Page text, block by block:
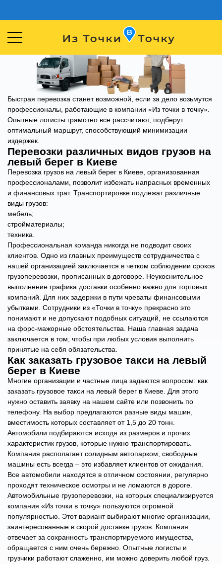
Быстрая перевозка станет возможной, если за дело возьмутся
профессионалы, работающие в компании «Из точки в точку».
Опытные логисты грамотно все рассчитают, подберут
оптимальный маршрут, способствующий минимизации
издержек.
Перевозки различных видов грузов на
левый берег в Киеве
Перевозка грузов на левый берег в Киеве, организованная
профессионалами, позволит избежать напрасных временных
и финансовых трат. Транспортировке подлежат различные
виды грузов:
мебель;
стройматериалы;
техника.
Профессиональная команда никогда не подводит своих
клиентов. Одно из главных преимуществ сотрудничества с
нашей организацией заключается в четком соблюдении сроков
грузоперевозки, прописанных в договоре. Неукоснительное
выполнение графика доставки особенно важно для торговых
компаний. Для них задержки в пути чреваты финансовыми
убытками. Сотрудники из «Точки в точку» прекрасно это
понимают и не допускают подобных ситуаций, не ссылаются
на форс-мажорные обстоятельства. Наша главная задача
заключается в том, чтобы при любых условия выполнить
принятые на себя обязательства.
Как заказать грузовое такси на левый
берег в Киеве
Многие организации и частные лица задаются вопросом: как
заказать грузовое такси на левый берег в Киеве. Для этого
нужно оставить заявку на нашем сайте или позвонить по
телефону. На выбор предлагаются разные виды машин,
вместимость которых составляет от 1,5 до 20 тонн.
Автомобили подбираются исходя из размеров и прочих
характеристик грузов, которые нужно транспортировать.
Компания располагает солидным автопарком, свободные
машины есть всегда – это избавляет клиентов от ожидания.
Все автомобили находятся в отличном состоянии, регулярно
проходят техническое осмотры и не ломаются в дороге.
Автомобильные грузоперевозки, на которых специализируется
компания «Из точки в точку» пользуются огромной
популярностью. Этот вариант выбирают многие организации,
заинтересованные в скорой доставке грузов. Компания
отвечает за сохранность транспортируемого имущества,
обращается с ним очень бережно. Опытные логисты и
грузчики работают слаженно, им можно доверить любой груз.